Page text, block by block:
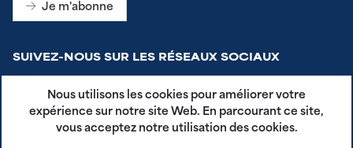
Je m'abonne
SUIVEZ-NOUS SUR LES RÉSEAUX SOCIAUX
Nous utilisons les cookies pour améliorer votre
expérience sur notre site Web. En parcourant ce site,
vous acceptez notre utilisation des cookies.